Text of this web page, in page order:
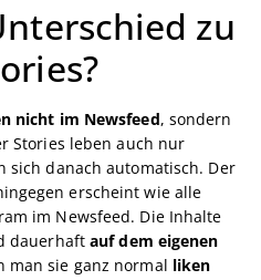
zu
nicht im Newsfeed, sondern
Stories leben auch nur
sich danach automatisch. Der
erscheint wie alle
im Newsfeed. Die Inhalte
dauerhaftauf dem eigenen
man sie ganz normal liken